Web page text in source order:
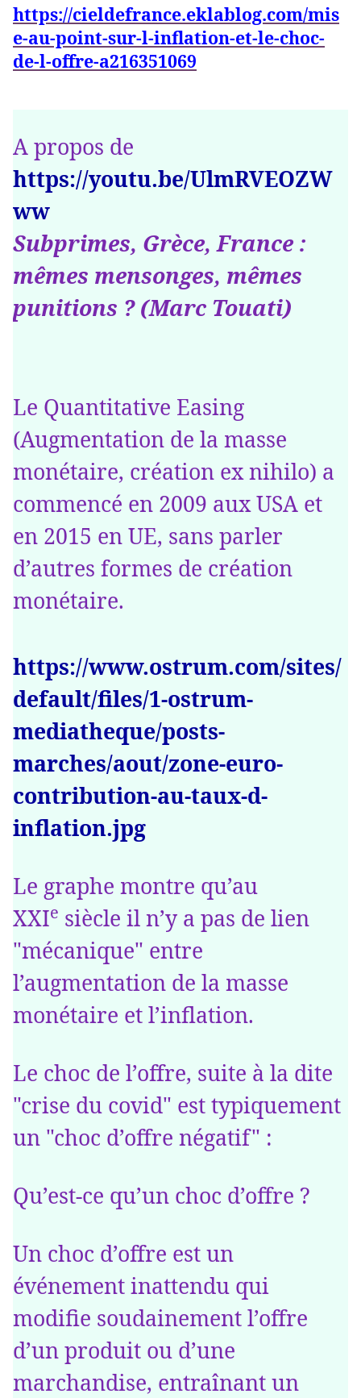
https://cieldefrance.eklablog.com/mis
e-au-point-sur-l-inflation-et-le-choc-
de-l-offre-a216351069
A propos de
https://youtu.be/UlmRVEOZW
ww
Subprimes, Grèce, France :
mêmes mensonges, mêmes
punitions ? (Marc Touati)
Le Quantitative Easing
(Augmentation de la masse
monétaire, création ex nihilo) a
commencé en 2009 aux USA et
en 2015 en UE, sans parler
d’autres formes de création
monétaire.
https://www.ostrum.com/sites/
default/files/1-ostrum-
mediatheque/posts-
marches/aout/zone-euro-
contribution-au-taux-d-
inflation.jpg
Le graphe montre qu’au
XXIe siècle il n’y a pas de lien
"mécanique" entre
l’augmentation de la masse
monétaire et l’inflation.
Le choc de l’offre, suite à la dite
"crise du covid" est typiquement
un "choc d’offre négatif" :
Qu’est-ce qu’un choc d’offre ?
Un choc d’offre est un
événement inattendu qui
modifie soudainement l’offre
d’un produit ou d’une
marchandise, entraînant un